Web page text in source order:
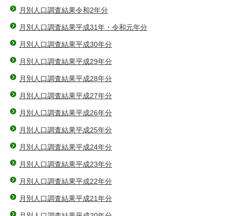
月別人口調査結果令和2年分
月別人口調査結果平成31年・令和元年分
月別人口調査結果平成30年分
月別人口調査結果平成29年分
月別人口調査結果平成28年分
月別人口調査結果平成27年分
月別人口調査結果平成26年分
月別人口調査結果平成25年分
月別人口調査結果平成24年分
月別人口調査結果平成23年分
月別人口調査結果平成22年分
月別人口調査結果平成21年分